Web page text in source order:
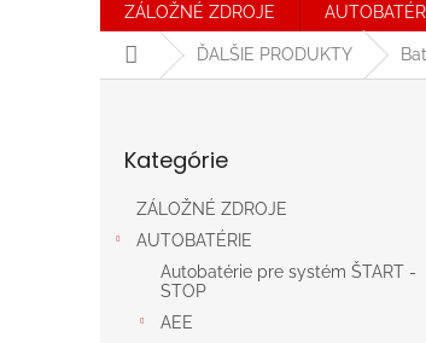
ZÁLOŽNÉ ZDROJE
DomovĎALŠIE PRODUKTY
kategórie
Kategórie
ZÁLOŽNÉ ZDROJE
AUTOBATÉRIE
Autobatérie pre systém ŠTART -
STOP
AEE